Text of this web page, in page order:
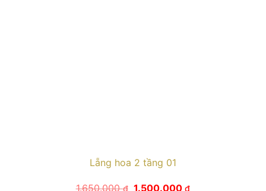
Lẵng hoa 2 tầng 01
1.650.000₫ Giá
1.500.000₫Giá